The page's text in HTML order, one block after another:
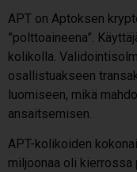
APT on Aptoksen
”polttoaineena”.
kolikolla.
osallistuakseen
luomiseen, mikä
ansaitsemisen.
APT-kolikoiden
miljoonaa oli kierrossa